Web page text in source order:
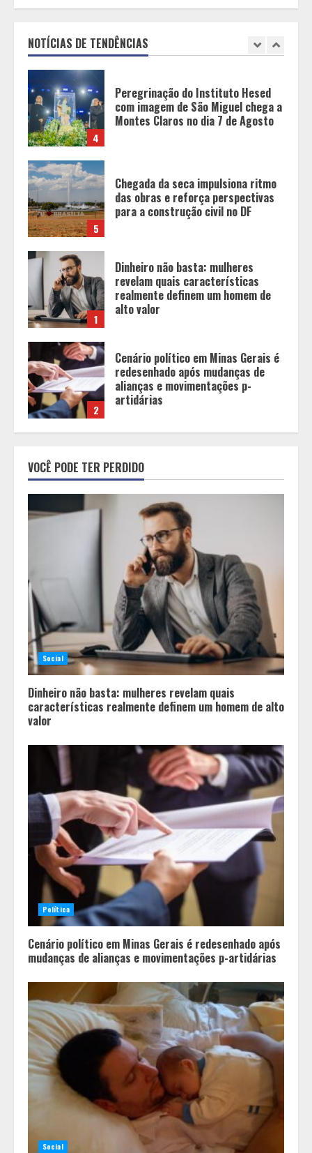
NOTÍCIAS DE TENDÊNCIAS
4
Montes Claros no dia 7 de Agosto
5
Chegada da seca impulsiona ritmo
das obras e reforça perspectivas
para a construção civil no DF
1
Dinheiro não basta: mulheres
revelam quais características
realmente definem um homem de
2
Cenário político em Minas Gerais é
redesenhado após mudanças de
alianças e movimentações p-
3
O legado de um pai
4
Peregrinação do Instituto Hesed
com imagem de São Miguel chega a
Montes Claros no dia 7 de Agosto
VOCÊ PODE TER PERDIDO
Social
Dinheiro não basta: mulheres revelam quais
características realmente definem um homem de alto
valor
Política
Cenário político em Minas Gerais é redesenhado após
mudanças de alianças e movimentações p-artidárias
Social